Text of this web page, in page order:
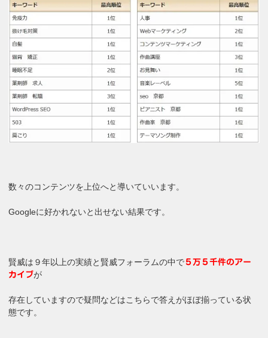
数々のコンテンツを上位へと導いていいます。
Googleに好かれないと出せない結果です。
賢威は９年以上の実績と賢威フォーラムの中で ５万５千件のアー
カイブが
存在していますので疑問などはこちらで答えがほぼ揃っている状
態です。